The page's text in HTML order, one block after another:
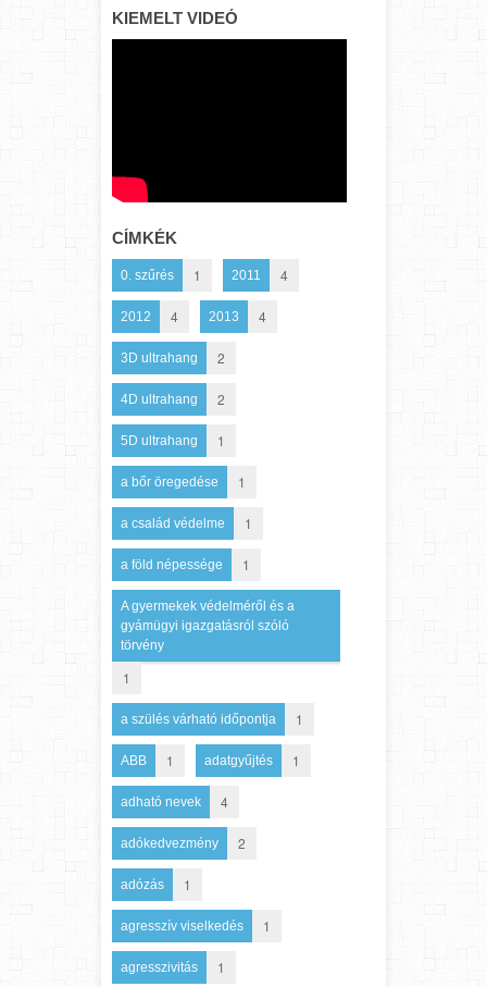
KIEMELT VIDEÓ
CÍMKÉK
0. szűrés 1 2011 4
2012 4 2013 4
3D ultrahang 2
4D ultrahang 2
5D ultrahang 1
a bőr öregedése 1
a család védelme 1
a föld népessége 1
A gyermekek védelméről és a
gyámügyi igazgatásról szóló
törvény
1
a szülés várható időpontja 1
ABB 1 adatgyűjtés 1
adható nevek 4
adókedvezmény 2
adózás 1
agresszív viselkedés 1
agresszivitás 1